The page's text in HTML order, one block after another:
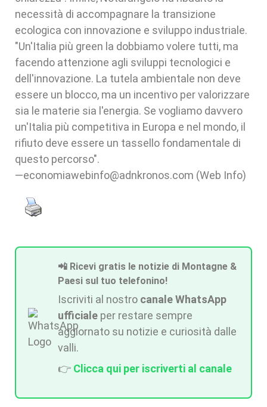
necessità di accompagnare la transizione
ecologica con innovazione e sviluppo industriale.
"Un'Italia più green la dobbiamo volere tutti, ma
facendo attenzione agli sviluppi tecnologici e
dell'innovazione. La tutela ambientale non deve
essere un blocco, ma un incentivo per valorizzare
sia le materie sia l'energia. Se vogliamo davvero
un'Italia più competitiva in Europa e nel mondo, il
rifiuto deve essere un tassello fondamentale di
questo percorso".
—economiawebinfo@adnkronos.com (Web Info)
📲 Ricevi gratis le notizie di Montagne &
Paesi sul tuo telefonino!
Iscriviti al nostro canale WhatsApp
ufficiale per restare sempre
aggiornato su notizie e curiosità dalle
valli.
👉 Clicca qui per iscriverti al canale